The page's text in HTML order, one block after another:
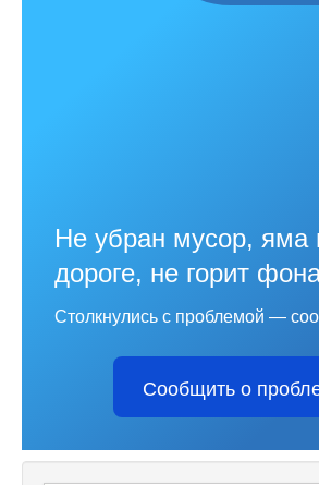
Не убран мусор, яма
дороге, не горит
Столкнулись с проблемой —
Сообщить о